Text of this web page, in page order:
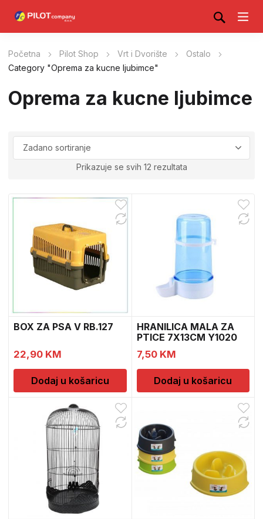
Početna Pilot Shop Vrt i Dvorište
Ostalo
Category "Oprema za kucne ljubimce"
Oprema za kucne ljubimce
Prikazuje se svih 12 rezultata
BOX ZA PSA V RB.127
22,90 KM
Dodaj u košaricu
HRANILICA MALA ZA
PTICE 7X13CM Y1020
7,50 KM
Dodaj u košaricu